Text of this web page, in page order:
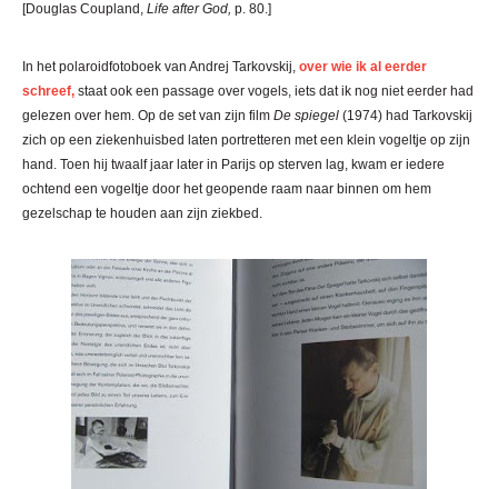
[Douglas Coupland, Life after God, p. 80.]
In het polaroidfotoboek van Andrej Tarkovskij, over wie ik al eerder
schreef, staat ook een passage over vogels, iets dat ik nog niet eerder had
gelezen over hem. Op de set van zijn film De spiegel (1974) had Tarkovskij
zich op een ziekenhuisbed laten portretteren met een klein vogeltje op zijn
hand. Toen hij twaalf jaar later in Parijs op sterven lag, kwam er iedere
ochtend een vogeltje door het geopende raam naar binnen om hem
gezelschap te houden aan zijn ziekbed.